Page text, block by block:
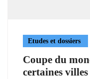
Etudes et dossiers
Coupe du
certaines